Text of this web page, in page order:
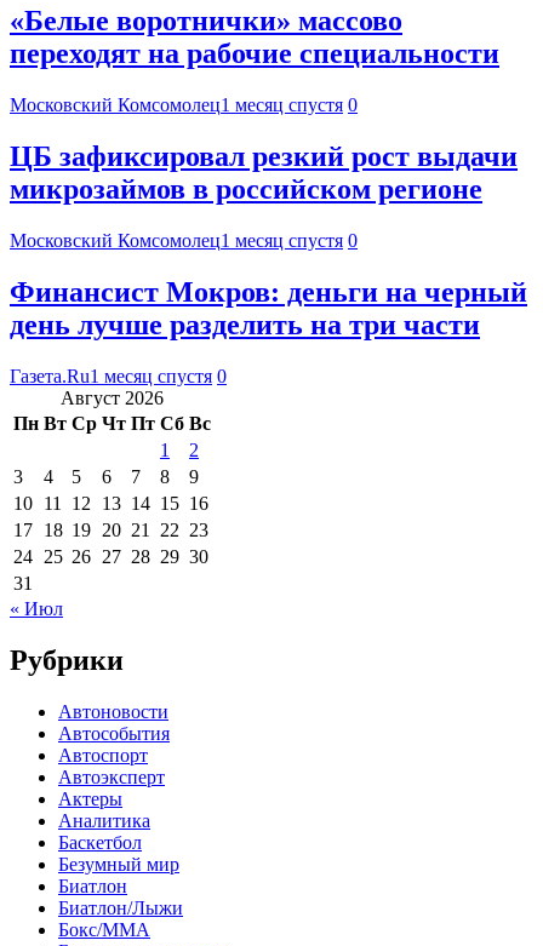
«Белые воротнички» массово
переходят на рабочие специальности
Московский Комсомолец1 месяц спустя 0
ЦБ зафиксировал резкий рост выдачи
микрозаймов в российском регионе
Московский Комсомолец1 месяц спустя 0
Финансист Мокров: деньги на черный
день лучше разделить на три части
Газета.Ru1 месяц спустя 0
Август 2026
Пн Вт Ср Чт Пт Сб Вс
1
2
3
4 5 6 7 8
9
10 11 12 13 14 15 16
17 18 19 20 21 22 23
24 25 26 27 28 29 30
31
« Июл
Рубрики
Автоновости
Автособытия
Автоспорт
Автоэксперт
Актеры
Аналитика
Баскетбол
Безумный мир
Биатлон
Биатлон/Лыжи
Бокс/MMA